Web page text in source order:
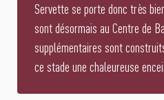
Servette se porte donc très
sont désormais au Centre de
supplémentaires sont
ce stade une chaleureuse